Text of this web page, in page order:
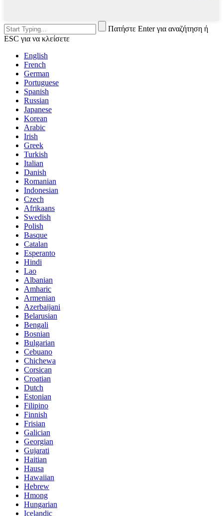
Πατήστε Enter για αναζήτηση ή
ESC για να κλείσετε
English
French
German
Portuguese
Spanish
Russian
Japanese
Korean
Arabic
Irish
Greek
Turkish
Italian
Danish
Romanian
Indonesian
Czech
Afrikaans
Swedish
Polish
Basque
Catalan
Esperanto
Hindi
Lao
Albanian
Amharic
Armenian
Azerbaijani
Belarusian
Bengali
Bosnian
Bulgarian
Cebuano
Chichewa
Corsican
Croatian
Dutch
Estonian
Filipino
Finnish
Frisian
Galician
Georgian
Gujarati
Haitian
Hausa
Hawaiian
Hebrew
Hmong
Hungarian
Icelandic